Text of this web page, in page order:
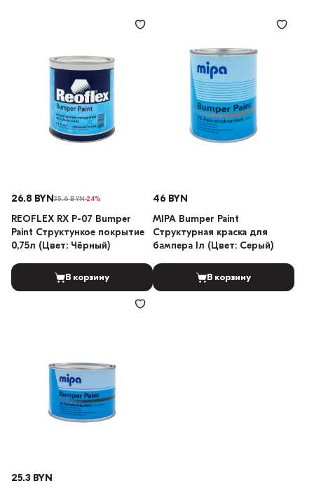
26.8 BYN35.6 BYN-24%
REOFLEX RX P-07 Bumper
Paint Структункое покрытие
0,75л (Цвет: Чёрный)
В корзину
46 BYN
MIPA Bumper Paint
Структурная краска для
бампера 1л (Цвет: Серый)
В корзину
25.3 BYN